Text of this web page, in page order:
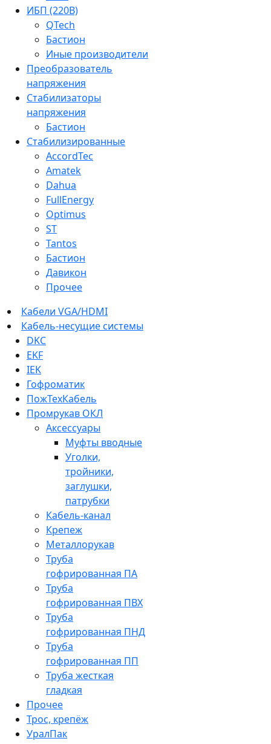
ИБП (220В)
QTech
Бастион
Иные производители
Преобразователь
напряжения
Стабилизаторы
напряжения
Бастион
Стабилизированные
AccordTec
Amatek
Dahua
FullEnergy
Optimus
ST
Tantos
Бастион
Давикон
Прочее
Кабели VGA/HDMI
Кабель-несущие системы
DKC
EKF
IEK
Гофроматик
ПожТехКабель
Промрукав ОКЛ
Аксессуары
Муфты вводные
Уголки,
тройники,
заглушки,
патрубки
Кабель-канал
Крепеж
Металлорукав
Труба
гофрированная ПА
Труба
гофрированная ПВХ
Труба
гофрированная ПНД
Труба
гофрированная ПП
Труба жесткая
гладкая
Прочее
Трос, крепёж
УралПак